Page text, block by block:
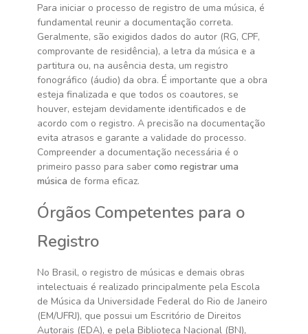
Para iniciar o processo de registro de uma música, é
fundamental reunir a documentação correta.
Geralmente, são exigidos dados do autor (RG, CPF,
comprovante de residência), a letra da música e a
partitura ou, na ausência desta, um registro
fonográfico (áudio) da obra. É importante que a obra
esteja finalizada e que todos os coautores, se
houver, estejam devidamente identificados e de
acordo com o registro. A precisão na documentação
evita atrasos e garante a validade do processo.
Compreender a documentação necessária é o
primeiro passo para saber como registrar uma
música de forma eficaz.
Órgãos Competentes para o
Registro
No Brasil, o registro de músicas e demais obras
intelectuais é realizado principalmente pela Escola
de Música da Universidade Federal do Rio de Janeiro
(EM/UFRJ), que possui um Escritório de Direitos
Autorais (EDA), e pela Biblioteca Nacional (BN),